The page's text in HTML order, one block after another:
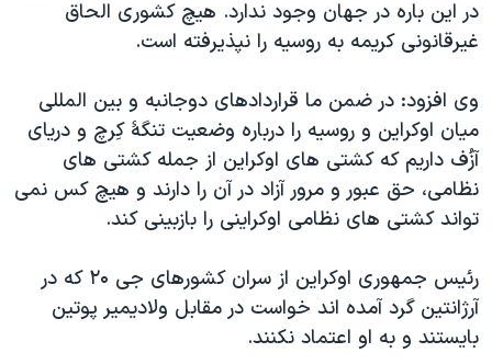
در این باره در جهان وجود ندارد. هیچ کشوری الحاق
غیرقانونی کریمه به روسیه را نپذیرفته است.
وی افزود: در ضمن ما قراردادهای دوجانبه و بین المللی
میان اوکراین و روسیه را درباره وضعیت تنگۀ کِرچ و دریای
آزُف داریم که کشتی های اوکراین از جمله کشتی های
نظامی، حق عبور و مرور آزاد در آن را دارند و هیچ کس نمی
تواند کشتی های نظامی اوکراینی را بازبینی کند.
رئیس جمهوری اوکراین از سران کشورهای جی ۲۰ که در
آرژانتین گرد آمده اند خواست در مقابل ولادیمیر پوتین
بایستند و به او اعتماد نکنند.